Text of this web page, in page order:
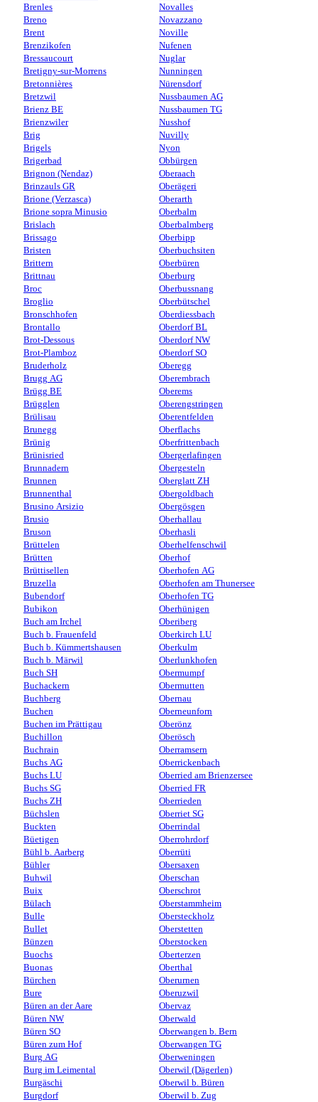
Brenles
Breno
Brent
Brenzikofen
Bressaucourt
Bretigny-sur-Morrens
Bretonnières
Bretzwil
Brienz BE
Brienzwiler
Brig
Brigels
Brigerbad
Brignon (Nendaz)
Brinzauls GR
Brione (Verzasca)
Brione sopra Minusio
Brislach
Brissago
Bristen
Brittern
Brittnau
Broc
Broglio
Bronschhofen
Brontallo
Brot-Dessous
Brot-Plamboz
Bruderholz
Brugg AG
Brügg BE
Brügglen
Brülisau
Brunegg
Brünig
Brünisried
Brunnadern
Brunnen
Brunnenthal
Brusino Arsizio
Brusio
Bruson
Brüttelen
Brütten
Brüttisellen
Bruzella
Bubendorf
Bubikon
Buch am Irchel
Buch b. Frauenfeld
Buch b. Kümmertshausen
Buch b. Märwil
Buch SH
Buchackern
Buchberg
Buchen
Buchen im Prättigau
Buchillon
Buchrain
Buchs AG
Buchs LU
Buchs SG
Buchs ZH
Büchslen
Buckten
Büetigen
Bühl b. Aarberg
Bühler
Buhwil
Buix
Bülach
Bulle
Bullet
Bünzen
Buochs
Buonas
Bürchen
Bure
Büren an der Aare
Büren NW
Büren SO
Büren zum Hof
Burg AG
Burg im Leimental
Burgäschi
Burgdorf
Novalles
Novazzano
Noville
Nufenen
Nuglar
Nunningen
Nürensdorf
Nussbaumen AG
Nussbaumen TG
Nusshof
Nuvilly
Nyon
Obbürgen
Oberaach
Oberägeri
Oberarth
Oberbalm
Oberbalmberg
Oberbipp
Oberbuchsiten
Oberbüren
Oberburg
Oberbussnang
Oberbütschel
Oberdiessbach
Oberdorf BL
Oberdorf NW
Oberdorf SO
Oberegg
Oberembrach
Oberems
Oberengstringen
Oberentfelden
Oberflachs
Oberfrittenbach
Obergerlafingen
Obergesteln
Oberglatt ZH
Obergoldbach
Obergösgen
Oberhallau
Oberhasli
Oberhelfenschwil
Oberhof
Oberhofen AG
Oberhofen am Thunersee
Oberhofen TG
Oberhünigen
Oberiberg
Oberkirch LU
Oberkulm
Oberlunkhofen
Obermumpf
Obermutten
Obernau
Oberneunforn
Oberönz
Oberösch
Oberramsern
Oberrickenbach
Oberried am Brienzersee
Oberried FR
Oberrieden
Oberriet SG
Oberrindal
Oberrohrdorf
Oberrüti
Obersaxen
Oberschan
Oberschrot
Oberstammheim
Obersteckholz
Oberstetten
Oberstocken
Oberterzen
Oberthal
Oberurnen
Oberuzwil
Obervaz
Oberwald
Oberwangen b. Bern
Oberwangen TG
Oberweningen
Oberwil (Dägerlen)
Oberwil b. Büren
Oberwil b. Zug